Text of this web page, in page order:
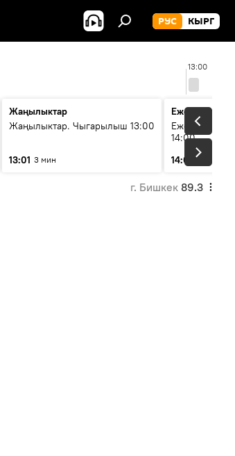
РУС КЫРГ
13:00
Жаңылыктар
Жаңылыктар. Чыгарылыш 13:00
13:01 3 мин
Ежедневные
Ежедневные
14:00
14:01
3 мин
г. Бишкек 89.3